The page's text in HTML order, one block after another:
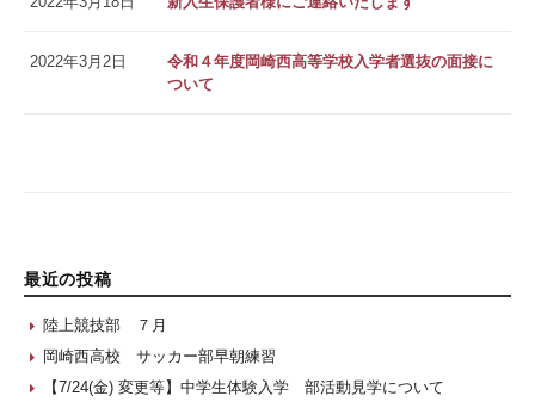
2022年3月2日
令和４年度岡崎西高等学校入学者選抜の面接に
ついて
最近の投稿
陸上競技部 ７月
岡崎西高校 サッカー部早朝練習
【7/24(金) 変更等】中学生体験入学 部活動見学について